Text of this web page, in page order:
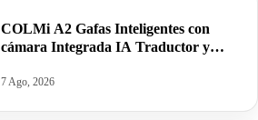
COLMi A2 Gafas Inteligentes con
cámara Integrada IA Traductor y
7 Ago, 2026